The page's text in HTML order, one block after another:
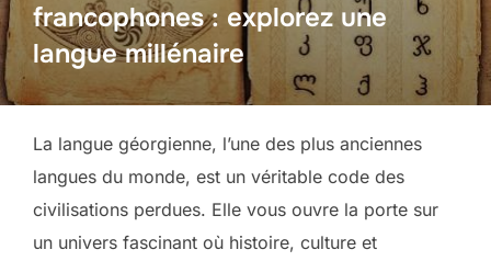
francophones : explorez une
langue millénaire
La langue géorgienne, l’une des plus anciennes
langues du monde, est un véritable code des
civilisations perdues. Elle vous ouvre la porte sur
un univers fascinant où histoire, culture et